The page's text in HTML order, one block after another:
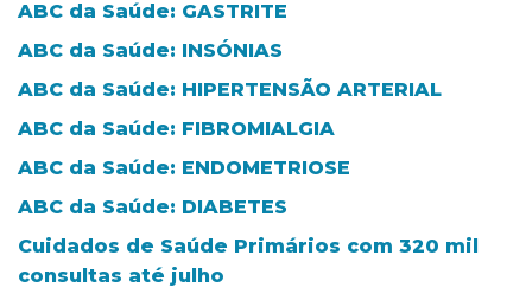
ABC da Saúde: GASTRITE
ABC da Saúde: INSÓNIAS
ABC da Saúde: HIPERTENSÃO ARTERIAL
ABC da Saúde: FIBROMIALGIA
ABC da Saúde: ENDOMETRIOSE
ABC da Saúde: DIABETES
Cuidados de Saúde Primários com 320 mil
consultas até julho